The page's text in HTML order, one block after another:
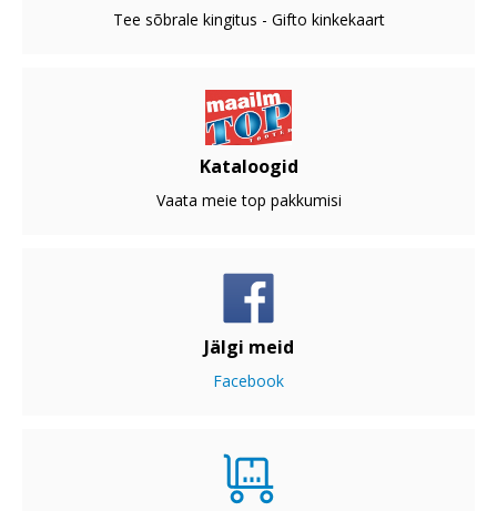
Tee sõbrale kingitus - Gifto kinkekaart
Kataloogid
Vaata meie top pakkumisi
Jälgi meid
Facebook